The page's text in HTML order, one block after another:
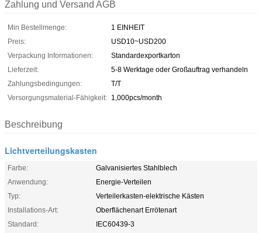
Zahlung und Versand AGB
Min Bestellmenge:
1 EINHEIT
Preis:
USD10~USD200
Verpackung Informationen:
Standardexportkarton
Lieferzeit:
5-8 Werktage oder Großauftrag verhandeln
Zahlungsbedingungen:
T/T
Versorgungsmaterial-Fähigkeit: 1,000pcs/month
Beschreibung
Lichtverteilungskasten
Farbe:
Galvanisiertes Stahlblech
Anwendung:
Energie-Verteilen
Typ:
Verteilerkasten-elektrische Kästen
Installations-Art:
Oberflächenart Errötenart
Standard:
IEC60439-3